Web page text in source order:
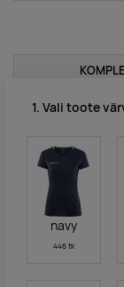
1. Vali toote
navy
446 tk